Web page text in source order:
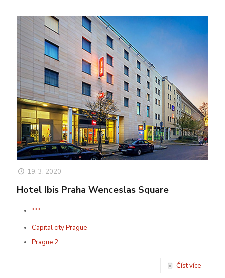
19. 3. 2020
Hotel Ibis Praha Wenceslas Square
***
Capital city Prague
Prague 2
Číst více